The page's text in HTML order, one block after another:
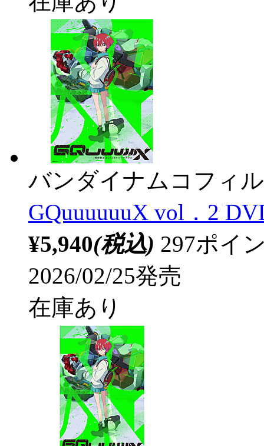
バンダイナムコフィ
GQuuuuuuX vol．2
¥5,940(税込) 297ポイ
2026/02/25発売
在庫あり